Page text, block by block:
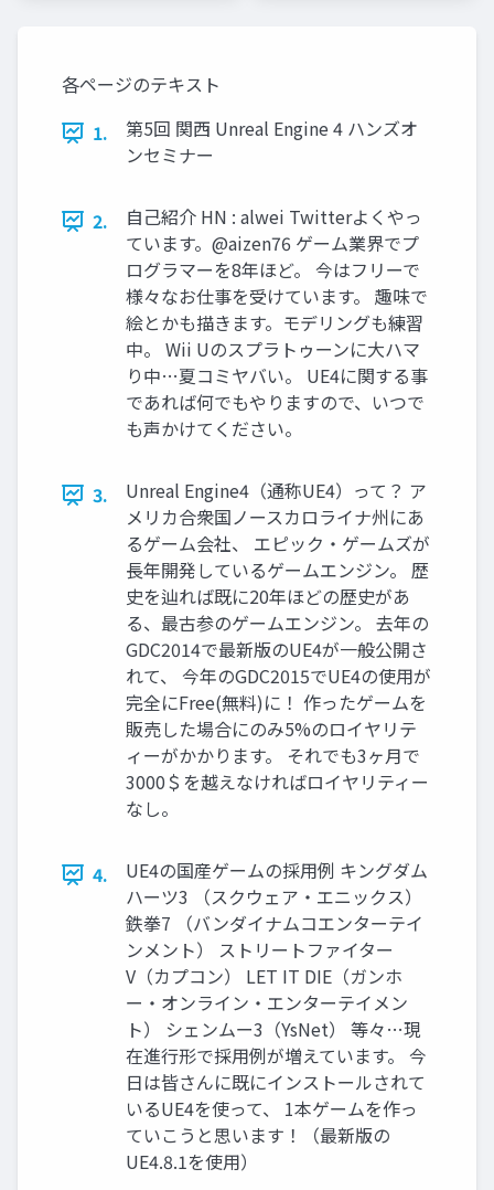
各ページのテキスト
1.
第5回 関西 Unreal Engine 4 ハンズオ
ンセミナー
2.
自己紹介 HN : alwei Twitterよくやっ
ています。@aizen76 ゲーム業界でプ
ログラマーを8年ほど。 今はフリーで
様々なお仕事を受けています。 趣味で
絵とかも描きます。モデリングも練習
中。 Wii Uのスプラトゥーンに大ハマ
り中…夏コミヤバい。 UE4に関する事
であれば何でもやりますので、いつで
も声かけてください。
3.
Unreal Engine4（通称UE4）って？ ア
メリカ合衆国ノースカロライナ州にあ
るゲーム会社、 エピック・ゲームズが
長年開発しているゲームエンジン。 歴
史を辿れば既に20年ほどの歴史があ
る、最古参のゲームエンジン。 去年の
GDC2014で最新版のUE4が一般公開さ
れて、 今年のGDC2015でUE4の使用が
完全にFree(無料)に！ 作ったゲームを
販売した場合にのみ5%のロイヤリテ
ィーがかかります。 それでも3ヶ月で
3000＄を越えなければロイヤリティー
なし。
4.
UE4の国産ゲームの採用例 キングダム
ハーツ3 （スクウェア・エニックス）
鉄拳7 （バンダイナムコエンターテイ
ンメント） ストリートファイター
V（カプコン） LET IT DIE（ガンホ
ー・オンライン・エンターテイメン
ト） シェンムー3（YsNet） 等々…現
在進行形で採用例が増えています。 今
日は皆さんに既にインストールされて
いるUE4を使って、 1本ゲームを作っ
ていこうと思います！（最新版の
UE4.8.1を使用）